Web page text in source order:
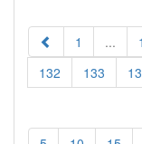
1 ...
132
133